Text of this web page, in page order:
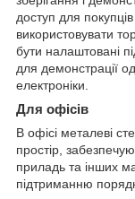
доступ для
використовувати
бути налаштовані
для демонстрації
електроніки.
Для офісів
В офісі металеві
простір,
приладь та інших
підтриманню